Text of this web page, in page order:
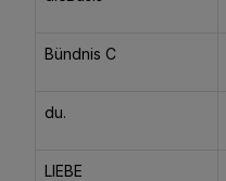
Bündnis C
du.
LIEBE